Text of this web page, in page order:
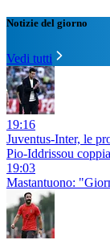
Notizie del giorno
Vedi tutti
19:16
Juventus-Inter, le
Pio-Iddrissou
19:03
Mastantuono: